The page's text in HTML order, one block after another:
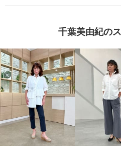
千葉美由紀の